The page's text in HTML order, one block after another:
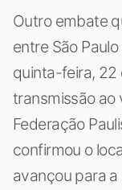
Outro embate
entre São
quinta-feira, 22
transmissão ao
Federação
confirmou o
avançou para